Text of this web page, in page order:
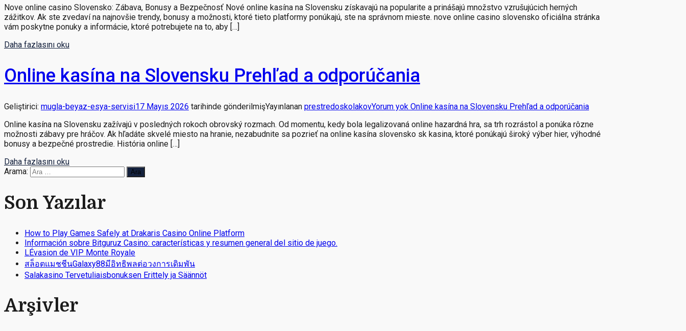
Nove online casino Slovensko: Zábava, Bonusy a Bezpečnosť Nové online kasína na Slovensku získavajú na popularite a prinášajú množstvo vzrušujúcich herných
zážitkov. Ak ste zvedaví na najnovšie trendy, bonusy a možnosti, ktoré tieto platformy ponúkajú, ste na správnom mieste. nove online casino slovensko oficiálna stránka
vám poskytne ponuky a informácie, ktoré potrebujete na to, aby […]
Daha fazlasını oku
Online kasína na Slovensku Prehľad a odporúčania
Geliştirici: mugla-beyaz-esya-servisi17 Mayıs 2026 tarihinde gönderilmişYayınlanan prestredoskolakovYorum yok Online kasína na Slovensku Prehľad a odporúčania
Online kasína na Slovensku zažívajú v posledných rokoch obrovský rozmach. Od momentu, kedy bola legalizovaná online hazardná hra, sa trh rozrástol a ponúka rôzne
možnosti zábavy pre hráčov. Ak hľadáte skvelé miesto na hranie, nezabudnite sa pozrieť na online kasína slovensko sk kasina, ktoré ponúkajú široký výber hier, výhodné
bonusy a bezpečné prostredie. História online […]
Daha fazlasını oku
Arama:
Son Yazılar
How to Play Games Safely at Drakaris Casino Online Platform
Información sobre Bitguruz Casino: características y resumen general del sitio de juego.
LÉvasion de VIP Monte Royale
สล็อตแมชชีนGalaxy88มีอิทธิพลต่อวงการเดิมพัน
Salakasino Tervetuliaisbonuksen Erittely ja Säännöt
Arşivler